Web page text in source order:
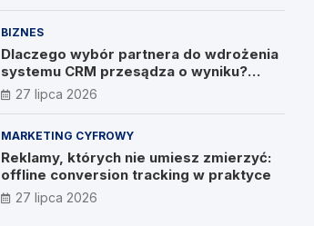
BIZNES
Dlaczego wybór partnera do wdrożenia
systemu CRM przesądza o wyniku?
Wywiad z Pawłem Prymakowskim, CEO
IT Vision
27 lipca 2026
MARKETING CYFROWY
Reklamy, których nie umiesz zmierzyć:
offline conversion tracking w praktyce
27 lipca 2026